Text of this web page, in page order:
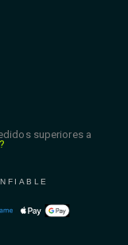
superiores a